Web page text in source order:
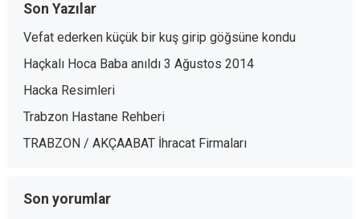
Son Yazılar
Vefat ederken küçük bir kuş girip göğsüne kondu
Haçkalı Hoca Baba anıldı 3 Ağustos 2014
Hacka Resimleri
Trabzon Hastane Rehberi
TRABZON / AKÇAABAT İhracat Firmaları
Son yorumlar